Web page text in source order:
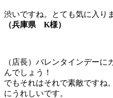
渋いですね。とても気に入り
（兵庫県 K様）
（店長）バレンタインデー
んでしょう！
でもそれはそれで素敵ですね
にうれしいです。